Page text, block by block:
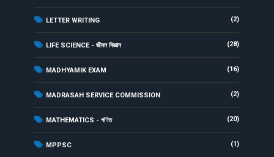
LETTER WRITING (2)
LIFE SCIENCE - জীবন বিজ্ঞান (28)
MADHYAMIK EXAM (16)
MADRASAH SERVICE COMMISSION (2)
MATHEMATICS - গণিত (20)
MPPSC (1)